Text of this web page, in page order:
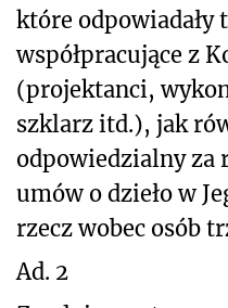
które odpowiadały
współpracujące z
(projektanci,
szklarz itd.), jak
odpowiedzialny za
umów o dzieło w
rzecz wobec osób
Ad. 2